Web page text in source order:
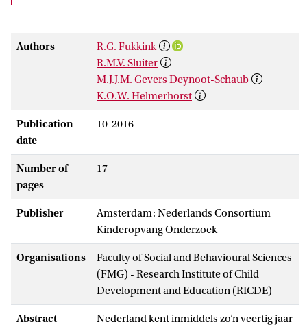
Authors
R.G. Fukkink
R.M.V. Sluiter
M.J.J.M. Gevers Deynoot-Schaub
K.O.W. Helmerhorst
Publication
date
10-2016
Number of
pages
17
Publisher
Amsterdam: Nederlands Consortium
Kinderopvang Onderzoek
Organisations
Faculty of Social and Behavioural Sciences
(FMG) - Research Institute of Child
Development and Education (RICDE)
Abstract
Nederland kent inmiddels zo’n veertig jaar